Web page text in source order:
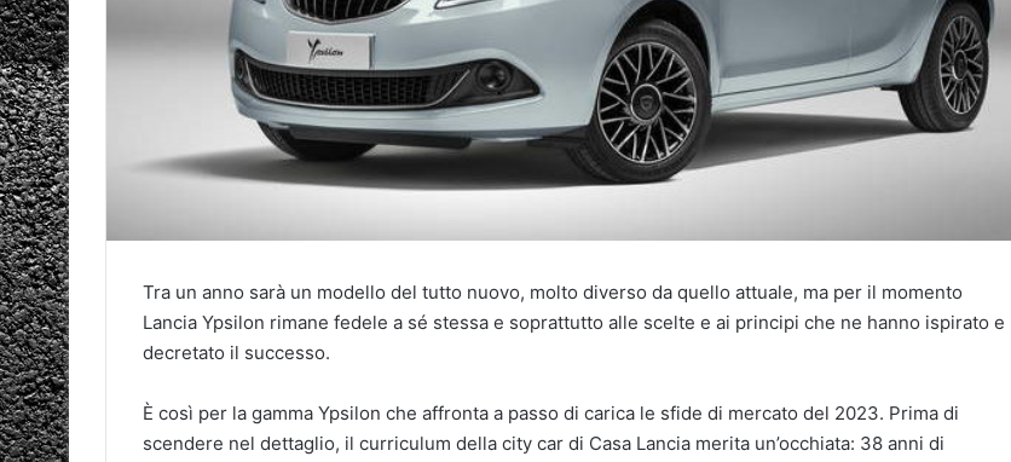
Tra un anno sarà un modello del tutto nuovo, molto diverso da quello attuale, ma per il momento
Lancia Ypsilon rimane fedele a sé stessa e soprattutto alle scelte e ai principi che ne hanno ispirato e
decretato il successo.
È così per la gamma Ypsilon che affronta a passo di carica le sfide di mercato del 2023. Prima di
scendere nel dettaglio, il curriculum della city car di Casa Lancia merita un’occhiata: 38 anni di